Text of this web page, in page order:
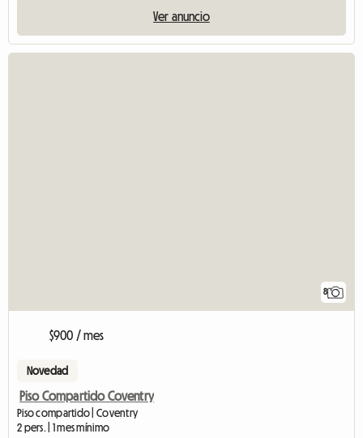
Ver anuncio
8
$900 / mes
Novedad
Piso Compartido Coventry
Piso compartido | Coventry
2 pers. | 1 mes mínimo